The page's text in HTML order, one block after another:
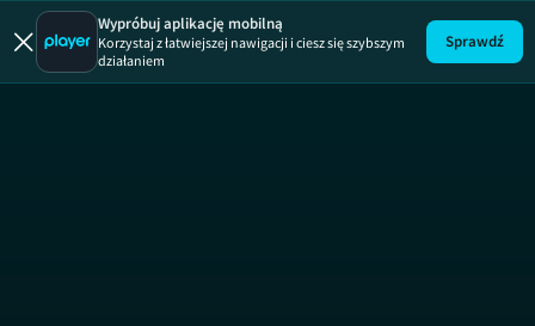
Pani Gadżet
Wypróbuj aplikację mobilną
Korzystaj z łatwiejszej nawigacji i ciesz się szybszym
działaniem
Sprawdź